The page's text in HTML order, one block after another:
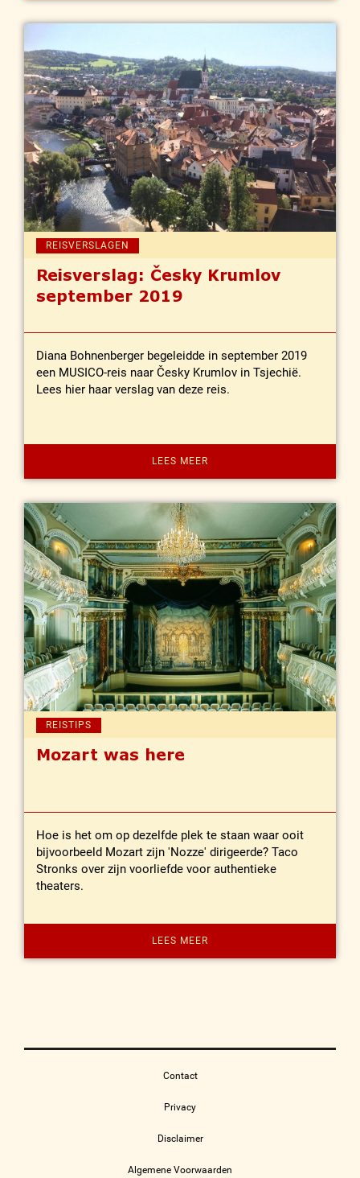
REISVERSLAGEN
Reisverslag: Česky Krumlov
september 2019
Diana Bohnenberger begeleidde in september 2019
een MUSICO-reis naar Česky Krumlov in Tsjechië.
Lees hier haar verslag van deze reis.
LEES MEER
REISTIPS
Mozart was here
Hoe is het om op dezelfde plek te staan waar ooit
bijvoorbeeld Mozart zijn 'Nozze' dirigeerde? Taco
Stronks over zijn voorliefde voor authentieke
theaters.
LEES MEER
Contact
Privacy
Disclaimer
Algemene Voorwaarden